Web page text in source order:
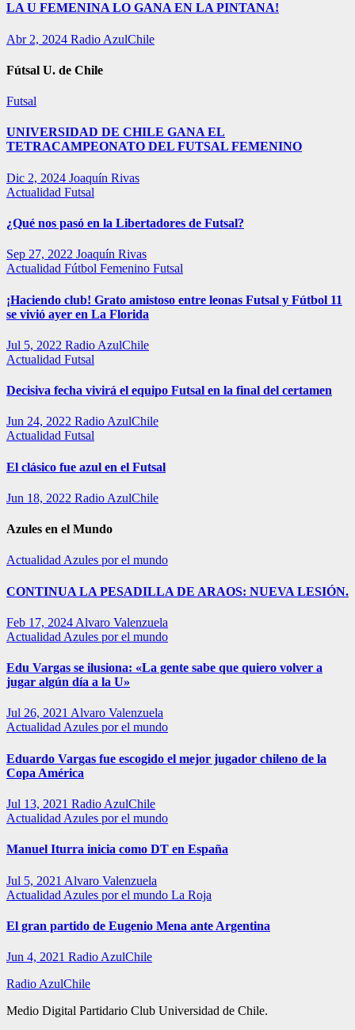
LA U FEMENINA LO GANA EN LA PINTANA!
Abr 2, 2024 Radio AzulChile
Fútsal U. de Chile
Futsal
UNIVERSIDAD DE CHILE GANA EL
TETRACAMPEONATO DEL FUTSAL FEMENINO
Dic 2, 2024 Joaquín Rivas
Actualidad Futsal
¿Qué nos pasó en la Libertadores de Futsal?
Sep 27, 2022 Joaquín Rivas
Actualidad Fútbol Femenino Futsal
¡Haciendo club! Grato amistoso entre leonas Futsal y Fútbol 11
se vivió ayer en La Florida
Jul 5, 2022 Radio AzulChile
Actualidad Futsal
Decisiva fecha vivirá el equipo Futsal en la final del certamen
Jun 24, 2022 Radio AzulChile
Actualidad Futsal
El clásico fue azul en el Futsal
Jun 18, 2022 Radio AzulChile
Azules en el Mundo
Actualidad Azules por el mundo
CONTINUA LA PESADILLA DE ARAOS: NUEVA LESIÓN.
Feb 17, 2024 Alvaro Valenzuela
Actualidad Azules por el mundo
Edu Vargas se ilusiona: «La gente sabe que quiero volver a
jugar algún día a la U»
Jul 26, 2021 Alvaro Valenzuela
ActualidadAzules por el mundo
Eduardo Vargas fue escogido el mejor jugador chileno de la
Copa América
Jul 13, 2021 Radio AzulChile
Actualidad Azules por el mundo
Manuel Iturra inicia como DT en España
Jul 5, 2021 Alvaro Valenzuela
Actualidad Azules por el mundo La Roja
El gran partido de Eugenio Mena ante Argentina
Jun 4, 2021 Radio AzulChile
Radio AzulChile
Medio Digital Partidario Club Universidad de Chile.